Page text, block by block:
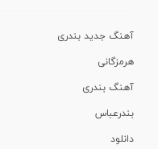
آهنگ جدید بندری
هرمزگانی
آهنگ بندری
بندرعباس
دانلود